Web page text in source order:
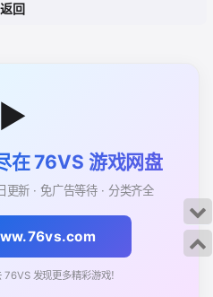
返回
▶
在 76VS 游戏网盘
更新 · 免广告等待 · 分类齐全
发现更多精彩游戏！